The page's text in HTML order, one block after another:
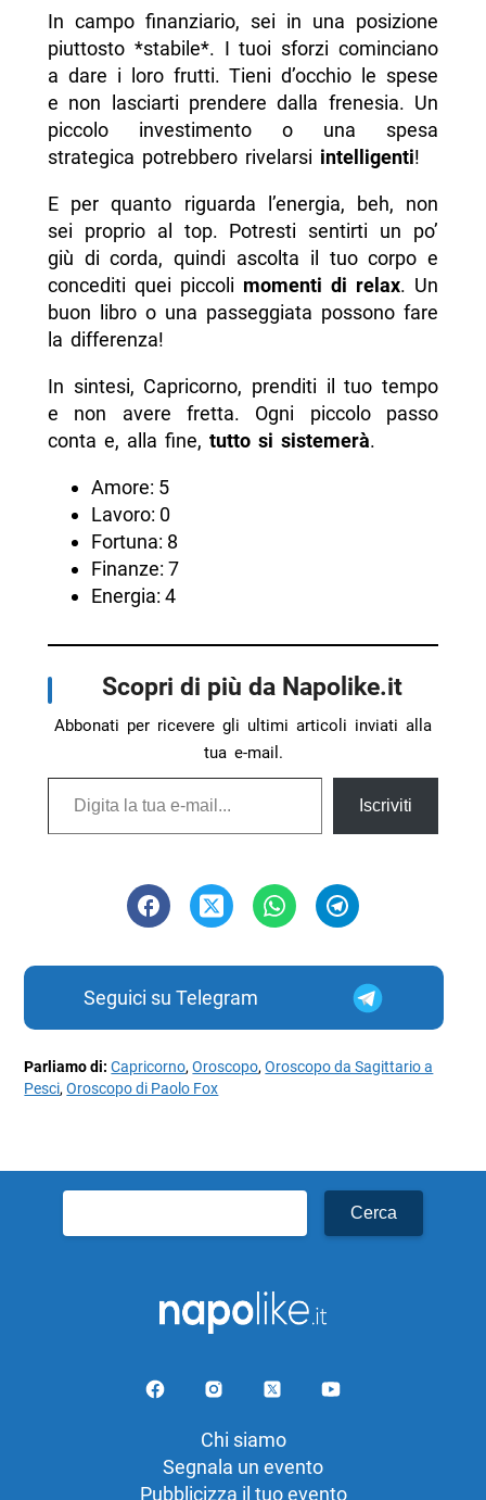
In campo finanziario, sei in una posizione
piuttosto *stabile*. I tuoi sforzi cominciano
a dare i loro frutti. Tieni d’occhio le spese
e non lasciarti prendere dalla frenesia. Un
piccolo investimento o una spesa
strategica potrebbero rivelarsi intelligenti!
E per quanto riguarda l’energia, beh, non
sei proprio al top. Potresti sentirti un po’
giù di corda, quindi ascolta il tuo corpo e
concediti quei piccoli momenti di relax. Un
buon libro o una passeggiata possono fare
la differenza!
In sintesi, Capricorno, prenditi il tuo tempo
e non avere fretta. Ogni piccolo passo
conta e, alla fine, tutto si sistemerà.
Amore: 5
Lavoro: 0
Fortuna: 8
Finanze: 7
Energia: 4
Scopri di più da Napolike.it
Abbonati per ricevere gli ultimi articoli inviati alla
tua e-mail.
Digita la tua e-mail...
Iscriviti
Seguici su Telegram
Parliamo di:Capricorno,Oroscopo,Oroscopo da Sagittario a
Pesci,Oroscopo di Paolo Fox
per:
Chi siamo
Segnala un evento
Pubblicizza il tuo evento